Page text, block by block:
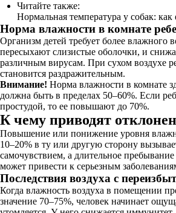
Читайте также:
Нормальная температура у собак:
Норма влажности в комнате
Организм детей требует более влажного
пересыхают слизистые оболочки, и
различным вирусам. При сухом воздухе
становится раздражительным.
Внимание! Норма влажности в комнате
должна быть в пределах 50–60%. Если
простудой, то ее повышают до 70%.
К чему приводят
Повышение или понижение уровня
10–20% в ту или другую сторону
самочувствием, а длительное
может привести к серьезным
Последствия воздуха с
Когда влажность воздуха в помещении
значение 70–75%, человек начинает